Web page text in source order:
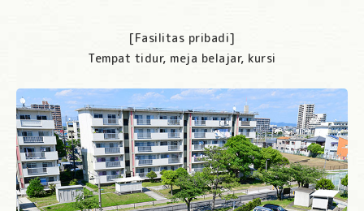
[Fasilitas pribadi]
Tempat tidur, meja belajar, kursi